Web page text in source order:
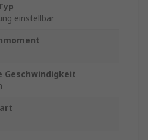
einstellbar
Geschwindigkeit